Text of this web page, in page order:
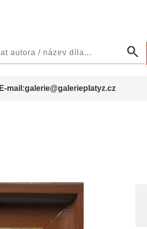
search
E-mail:galerie@galerieplatyz.cz